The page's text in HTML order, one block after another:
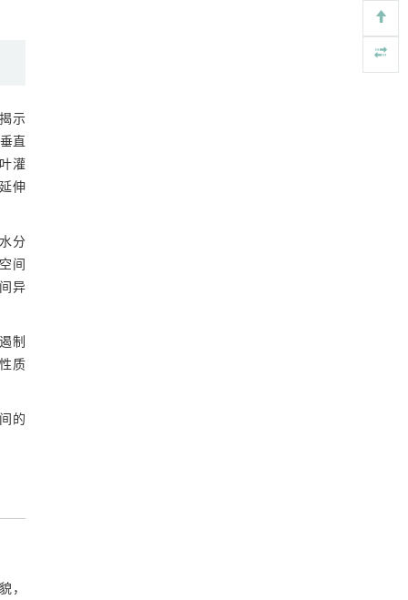
示
直
灌
伸
分
间
异
制
质
的
，